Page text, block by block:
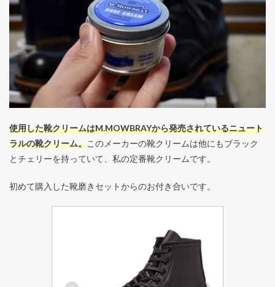
使用した靴クリームはM.MOWBRAYから発売されているニュート
ラルの靴クリーム。このメーカーの靴クリームは他にもブラック
とチェリーを持っていて、私の定番靴クリームです。
初めて購入した靴磨きセットからのお付き合いです。